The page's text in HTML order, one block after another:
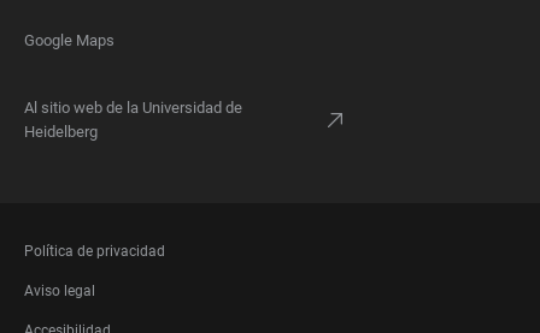
Google Maps
Al sitio web de la Universidad de
Heidelberg
FOOTER
LEGAL
Política de privacidad
Aviso legal